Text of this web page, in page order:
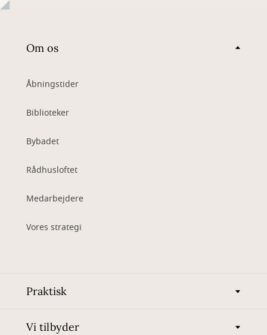
Om os
Åbningstider
Biblioteker
Bybadet
Rådhusloftet
Medarbejdere
Vores strategi
Praktisk
Vi tilbyder